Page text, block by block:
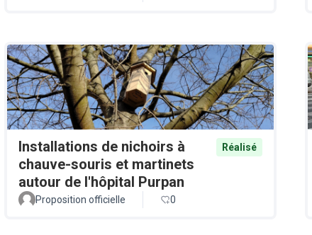
Installations de nichoirs à
chauve-souris et martinets
autour de l'hôpital Purpan
Réalisé
Proposition officielle 0